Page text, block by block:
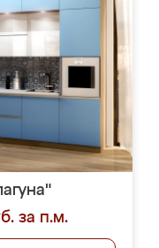
за п.м.